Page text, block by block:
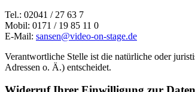
Tel.: 02041 / 27 63 7
Mobil: 0171 / 19 85 11 0
E-Mail: sansen@video-on-stage.de
Verantwortliche Stelle ist die natürliche oder
Adressen o. Ä.) entscheidet.